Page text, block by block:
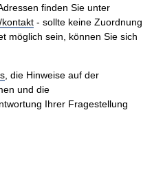
finden Sie unter
- sollte keine Zuordnung
möglich sein, können Sie sich
, die Hinweise auf der
und die
Ihrer Fragestellung